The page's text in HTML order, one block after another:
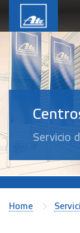
Servicio
Home